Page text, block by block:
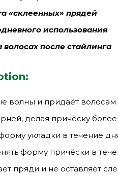
«склеенных» прядей
использования
после стайлинга
волны и придаёт
делая причёску
укладки в течение
форму причёски в
пряди и не оставляет